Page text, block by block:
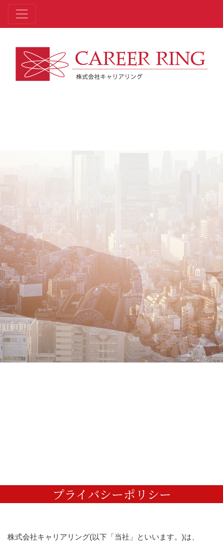
プライバシーポリシー
株式会社キャリアリング(以下「当社」といいます。)は、